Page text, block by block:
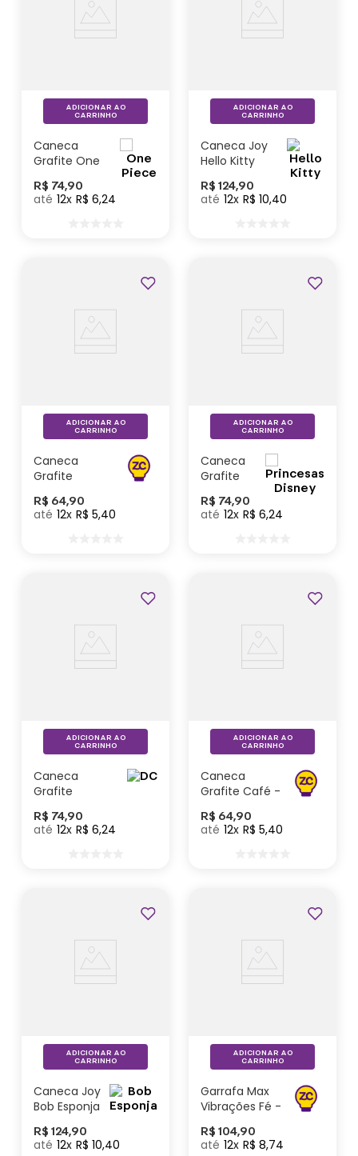
Caneca
Grafite One
R$ 74,90
12 R$ 6,24
ADICIONAR AO
CARRINHO
Caneca Joy
Hello Kitty
R$ 124,90
12 R$ 10,40
ADICIONAR AO
CARRINHO
Caneca
Grafite
Zonacriativa
R$ 64,90
12 R$ 5,40
ADICIONAR AO
CARRINHO
Caneca
Grafite
- Disney
R$ 74,90
12 R$ 6,24
ADICIONAR AO
CARRINHO
Caneca
Grafite
Comics
R$ 74,90
12 R$ 6,24
ADICIONAR AO
CARRINHO
Caneca
Grafite Café -
R$ 64,90
12 R$ 5,40
ADICIONAR AO
CARRINHO
Caneca Joy
Bob Esponja
R$ 124,90
12 R$ 10,40
ADICIONAR AO
CARRINHO
Garrafa Max
Vibrações Fé -
R$ 104,90
12 R$ 8,74
ADICIONAR AO
CARRINHO